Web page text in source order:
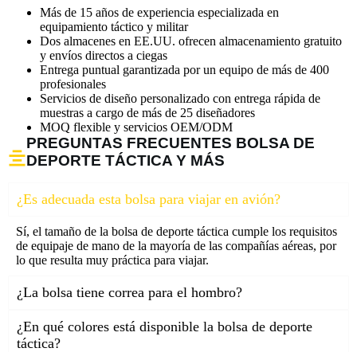
Más de 15 años de experiencia especializada en
equipamiento táctico y militar
Dos almacenes en EE.UU. ofrecen almacenamiento gratuito
y envíos directos a ciegas
Entrega puntual garantizada por un equipo de más de 400
profesionales
Servicios de diseño personalizado con entrega rápida de
muestras a cargo de más de 25 diseñadores
MOQ flexible y servicios OEM/ODM
PREGUNTAS FRECUENTES BOLSA DE
DEPORTE TÁCTICA Y MÁS
¿Es adecuada esta bolsa para viajar en avión?
Sí, el tamaño de la bolsa de deporte táctica cumple los requisitos
de equipaje de mano de la mayoría de las compañías aéreas, por
lo que resulta muy práctica para viajar.
¿La bolsa tiene correa para el hombro?
¿En qué colores está disponible la bolsa de deporte
táctica?